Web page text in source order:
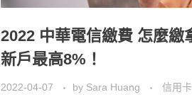
2022 中華電信繳費 怎麼繳
新戶最高8%！
2022-04-07 by Sara Huang 信用卡